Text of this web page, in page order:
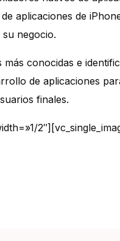
aplicaciones de
negocio.
conocidas e
de aplicaciones
finales.